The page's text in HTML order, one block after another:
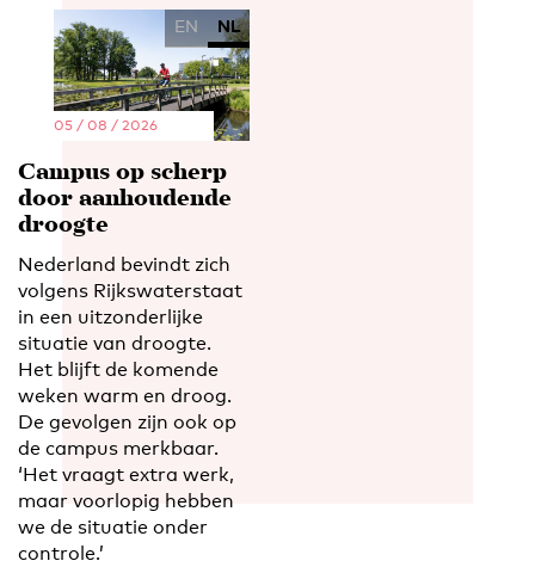
EN NL
05 / 08 / 2026
Campus op scherp
door aanhoudende
droogte
Nederland bevindt zich
volgens Rijkswaterstaat
in een uitzonderlijke
situatie van droogte.
Het blijft de komende
weken warm en droog.
De gevolgen zijn ook op
de campus merkbaar.
‘Het vraagt extra werk,
maar voorlopig hebben
we de situatie onder
controle.’